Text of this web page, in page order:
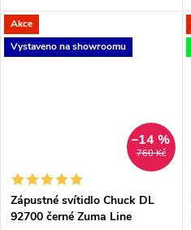
výškou. K dispozici ve 4
velikostech a 2 barvách - bílé
nebo černé.
Akce
Vystaveno na showroomu
760 Kč
–14 %
Zápustné svítidlo Chuck DL
92700 černé Zuma Line